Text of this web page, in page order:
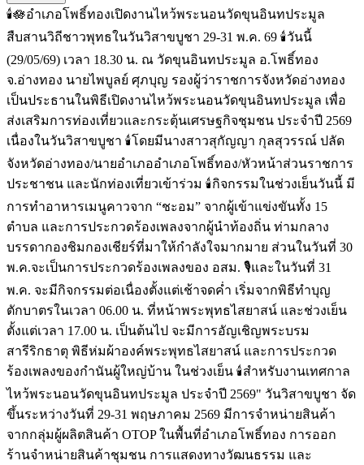
🕯️🪷อำเภอโพธิ์ทองเปิดงานไหว้พระนอนวัดขุนอินทประมูล
สืบสานวิถีชาวพุทธในวันวิสาขบูชา 29-31 พ.ค. 69 🕯️วันนี้
(29/05/69) เวลา 18.30 น. ณ วัดขุนอินทประมูล อ.โพธิ์ทอง
จ.อ่างทอง นายไพบูลย์ ศุภบุญ รองผู้ว่าราชการจังหวัดอ่างทอง
เป็นประธานในพิธีเปิดงานไหว้พระนอนวัดขุนอินทประมูล เพื่อ
ส่งเสริมการท่องเที่ยวและกระตุ้นเศรษฐกิจชุมชน ประจำปี 2569
เนื่องในวันวิสาขบูชา 🕯️โดยมีนางสาวสุกัญญา กุลสุวรรณ์ ปลัด
จังหวัดอ่างทอง/นายอำเภออำเภอโพธิ์ทอง/หัวหน้าส่วนราชการ
ประชาชน และนักท่องเที่ยวเข้าร่วม 🕯️กิจกรรมในช่วงเย็นวันนี้ มี
การทำอาหารเมนูคาวจาก “ชะอม” จากผู้เข้าแข่งขันทั้ง 15
ตำบล และการประกวดร้องเพลงจากผู้นำท้องถิ่น ท่ามกลาง
บรรดากองชิมกองเชียร์ที่มาให้กำลังใจมากมาย ส่วนในวันที่ 30
พ.ค.จะเป็นการประกวดร้องเพลงของ อสม. 🎙️และในวันที่ 31
พ.ค. จะมีกิจกรรมต่อเนื่องตั้งแต่เช้าจดค่ำ เริ่มจากพิธีทำบุญ
ตักบาตรในเวลา 06.00 น. ที่หน้าพระพุทธไสยาสน์ และช่วงเย็น
ตั้งแต่เวลา 17.00 น. เป็นต้นไป จะมีการอัญเชิญพระบรม
สารีริกธาตุ พิธีห่มผ้าองค์พระพุทธไสยาสน์ และการประกวด
ร้องเพลงของกำนันผู้ใหญ่บ้าน ในช่วงเย็น 🕯️สำหรับงานเทศกาล
ไหว้พระนอนวัดขุนอินทประมูล ประจำปี 2569" วันวิสาขบูชา จัด
ขึ้นระหว่างวันที่ 29-31 พฤษภาคม 2569 มีการจำหน่ายสินค้า
จากกลุ่มผู้ผลิตสินค้า OTOP ในพื้นที่อำเภอโพธิ์ทอง การออก
ร้านจำหน่ายสินค้าชุมชน การแสดงทางวัฒนธรรม และ